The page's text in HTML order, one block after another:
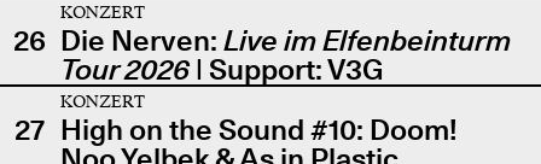
26
KONZERT
Die Nerven: Live im Elfenbeinturm
Tour 2026| Support: V3G
27
KONZERT
High on the Sound #10: Doom!